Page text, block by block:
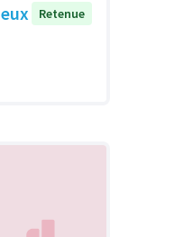
Retenue